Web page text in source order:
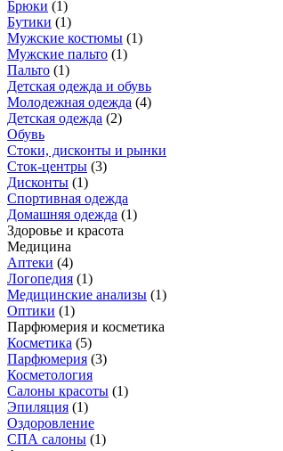
Брюки (1)
Бутики (1)
Мужские костюмы (1)
Мужские пальто (1)
Пальто (1)
Детская одежда и обувь
Молодежная одежда (4)
Детская одежда (2)
Обувь
Стоки, дисконты и рынки
Сток-центры (3)
Дисконты (1)
Спортивная одежда
Домашняя одежда (1)
Здоровье и красота
Медицина
Аптеки (4)
Логопедия (1)
Медицинские анализы (1)
Оптики (1)
Парфюмерия и косметика
Косметика (5)
Парфюмерия (3)
Косметология
Салоны красоты (1)
Эпиляция (1)
Оздоровление
СПА салоны (1)